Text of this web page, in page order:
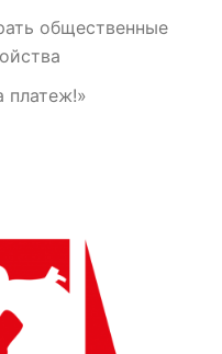
общественные
платеж!»